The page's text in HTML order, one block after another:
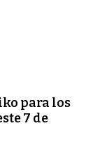
para los
7 de